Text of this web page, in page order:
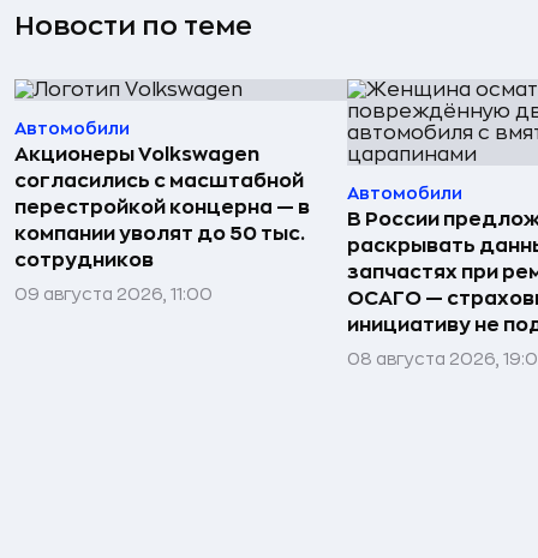
Новости по теме
Автомобили
Акционеры Volkswagen
согласились с масштабной
перестройкой концерна — в
компании уволят до 50 тыс.
сотрудников
09 августа 2026, 11:00
Автомобили
В России
раскрывать
запчастях при
ОСАГО —
инициативу не
08 августа 2026,